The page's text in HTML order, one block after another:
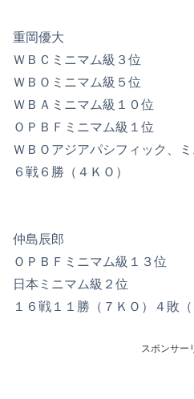
重岡優大
ＷＢＣミニマム級３位
ＷＢＯミニマム級５位
ＷＢＡミニマム級１０位
ＯＰＢＦミニマム級１位
ＷＢＯアジアパシフィック、
６戦６勝（４ＫＯ）
仲島辰郎
ＯＰＢＦミニマム級１３位
日本ミニマム級２位
１６戦１１勝（７ＫＯ）４敗
スポンサー